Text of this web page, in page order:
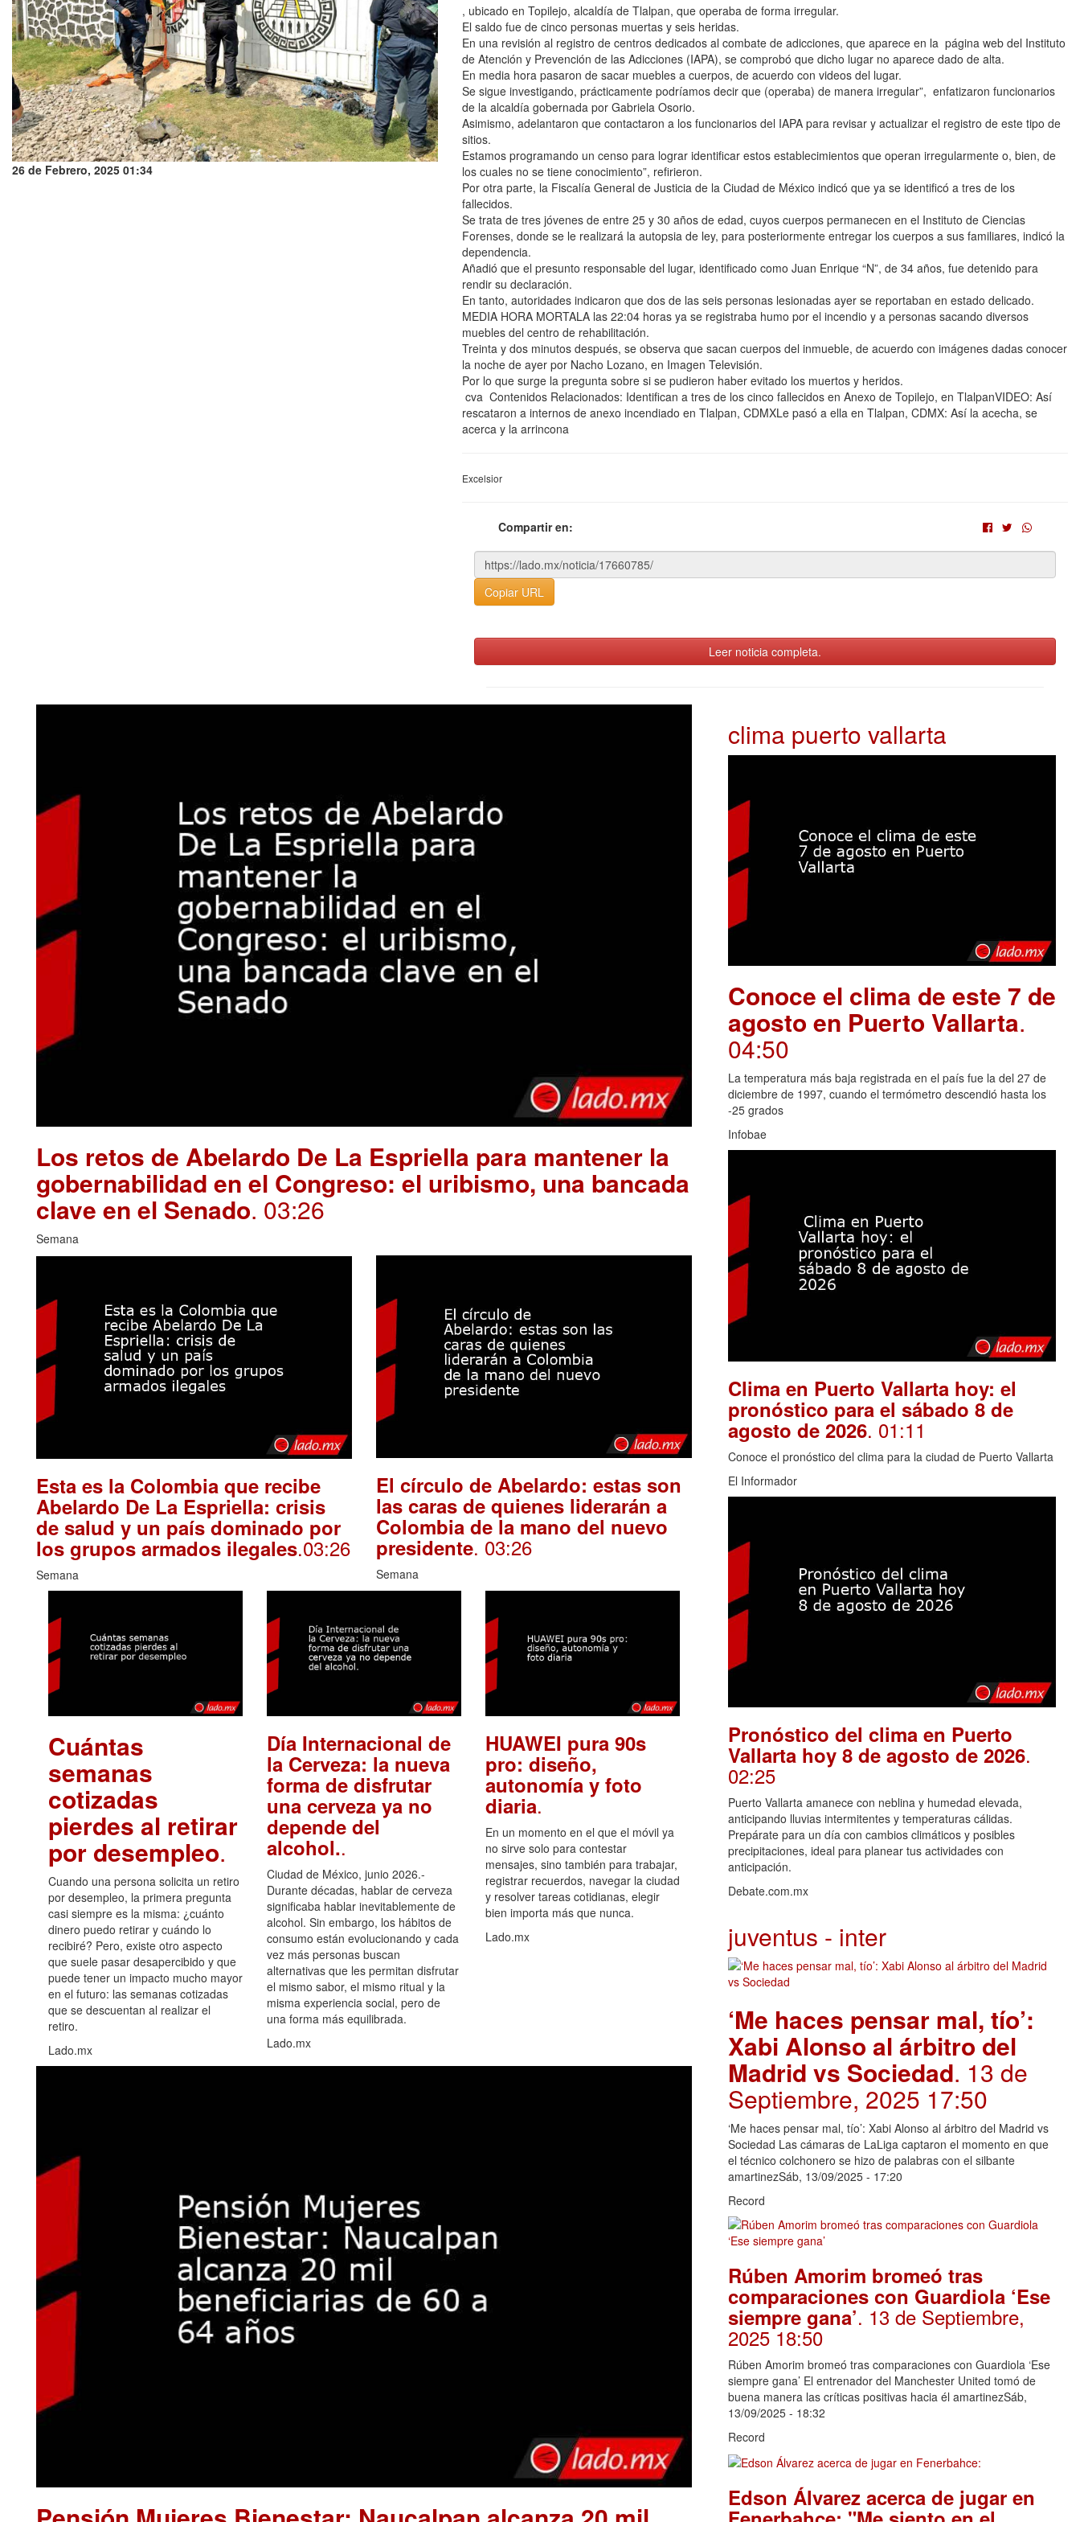
26 de Febrero, 2025 01:34
, ubicado en Topilejo, alcaldía de Tlalpan, que operaba de forma irregular.
El saldo fue de cinco personas muertas y seis heridas.
En una revisión al registro de centros dedicados al combate de adicciones, que aparece en la página web del Instituto
de Atención y Prevención de las Adicciones (IAPA), se comprobó que dicho lugar no aparece dado de alta.
En media hora pasaron de sacar muebles a cuerpos, de acuerdo con videos del lugar.
Se sigue investigando, prácticamente podríamos decir que (operaba) de manera irregular”, enfatizaron funcionarios
de la alcaldía gobernada por Gabriela Osorio.
Asimismo, adelantaron que contactaron a los funcionarios del IAPA para revisar y actualizar el registro de este tipo de
sitios.
Estamos programando un censo para lograr identificar estos establecimientos que operan irregularmente o, bien, de
los cuales no se tiene conocimiento”, refirieron.
Por otra parte, la Fiscalía General de Justicia de la Ciudad de México indicó que ya se identificó a tres de los
fallecidos.
Se trata de tres jóvenes de entre 25 y 30 años de edad, cuyos cuerpos permanecen en el Instituto de Ciencias
Forenses, donde se le realizará la autopsia de ley, para posteriormente entregar los cuerpos a sus familiares, indicó la
dependencia.
Añadió que el presunto responsable del lugar, identificado como Juan Enrique “N”, de 34 años, fue detenido para
rendir su declaración.
En tanto, autoridades indicaron que dos de las seis personas lesionadas ayer se reportaban en estado delicado.
MEDIA HORA MORTALA las 22:04 horas ya se registraba humo por el incendio y a personas sacando diversos
muebles del centro de rehabilitación.
Treinta y dos minutos después, se observa que sacan cuerpos del inmueble, de acuerdo con imágenes dadas conocer
la noche de ayer por Nacho Lozano, en Imagen Televisión.
Por lo que surge la pregunta sobre si se pudieron haber evitado los muertos y heridos.
cva Contenidos Relacionados: Identifican a tres de los cinco fallecidos en Anexo de Topilejo, en TlalpanVIDEO: Así
rescataron a internos de anexo incendiado en Tlalpan, CDMXLe pasó a ella en Tlalpan, CDMX: Así la acecha, se
acerca y la arrincona
Excelsior
Compartir en:
Copiar URL
Leer noticia completa.
Los retos de Abelardo De La Espriella para mantener la
gobernabilidad en el Congreso: el uribismo, una bancada
clave en el Senado. 03:26
Semana
Esta es la Colombia que recibe
Abelardo De La Espriella: crisis
de salud y un país dominado por
los grupos armados ilegales.03:26
Semana
El círculo de Abelardo: estas son
las caras de quienes liderarán a
Colombia de la mano del nuevo
presidente. 03:26
Semana
Cuántas
semanas
cotizadas
pierdes al retirar
por desempleo.
Cuando una persona solicita un retiro
por desempleo, la primera pregunta
casi siempre es la misma: ¿cuánto
dinero puedo retirar y cuándo lo
recibiré? Pero, existe otro aspecto
que suele pasar desapercibido y que
puede tener un impacto mucho mayor
en el futuro: las semanas cotizadas
que se descuentan al realizar el
retiro.
Lado.mx
Día Internacional de
la Cerveza: la nueva
forma de disfrutar
una cerveza ya no
depende del
alcohol..
Ciudad de México, junio 2026.-
Durante décadas, hablar de cerveza
significaba hablar inevitablemente de
alcohol. Sin embargo, los hábitos de
consumo están evolucionando y cada
vez más personas buscan
alternativas que les permitan disfrutar
el mismo sabor, el mismo ritual y la
misma experiencia social, pero de
una forma más equilibrada.
Lado.mx
HUAWEI pura 90s
pro: diseño,
autonomía y foto
diaria.
En un momento en el que el móvil ya
no sirve solo para contestar
mensajes, sino también para trabajar,
registrar recuerdos, navegar la ciudad
y resolver tareas cotidianas, elegir
bien importa más que nunca.
Lado.mx
clima puerto vallarta
Conoce el clima de este 7 de
agosto en Puerto Vallarta.
04:50
La temperatura más baja registrada en el país fue la del 27 de
diciembre de 1997, cuando el termómetro descendió hasta los
-25 grados
Infobae
Clima en Puerto Vallarta hoy: el
pronóstico para el sábado 8 de
agosto de 2026. 01:11
Conoce el pronóstico del clima para la ciudad de Puerto Vallarta
El Informador
Pronóstico del clima en Puerto
Vallarta hoy 8 de agosto de 2026.
02:25
Puerto Vallarta amanece con neblina y humedad elevada,
anticipando lluvias intermitentes y temperaturas cálidas.
Prepárate para un día con cambios climáticos y posibles
precipitaciones, ideal para planear tus actividades con
anticipación.
Debate.com.mx
juventus - inter
‘Me haces pensar mal, tío’:
Xabi Alonso al árbitro del
Madrid vs Sociedad. 13 de
Septiembre, 2025 17:50
‘Me haces pensar mal, tío’: Xabi Alonso al árbitro del Madrid vs
Sociedad Las cámaras de LaLiga captaron el momento en que
el técnico colchonero se hizo de palabras con el silbante
amartinezSáb, 13/09/2025 - 17:20
Record
Rúben Amorim bromeó tras
comparaciones con Guardiola ‘Ese
siempre gana’. 13 de Septiembre,
2025 18:50
Rúben Amorim bromeó tras comparaciones con Guardiola ‘Ese
siempre gana’ El entrenador del Manchester United tomó de
buena manera las críticas positivas hacia él amartinezSáb,
13/09/2025 - 18:32
Record
Edson Álvarez acerca de jugar en